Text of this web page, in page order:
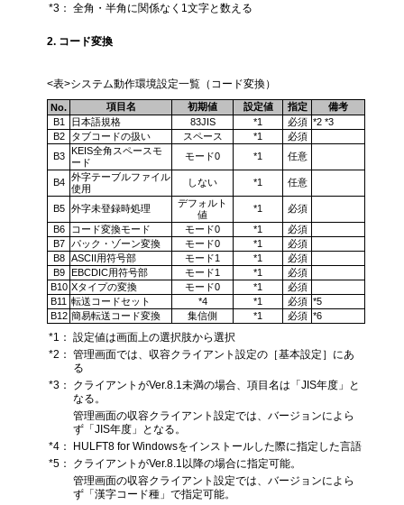
*3： 全角・半角に関係なく1文字と数える
2. コード変換
<表>システム動作環境設定一覧（コード変換）
No. 項目名 初期値 設定値 指定
備考
B1
日本語規格 83JIS *1 必須 *2 *3
B2
タブコードの扱い スペース *1
必須
B3
KEIS全角スペースモ
ード
モード0 *1 任意
B4
外字テーブルファイル
使用
しない *1 任意
B5 外字未登録時処理
デフォルト
値
*1
必須
B6
コード変換モード モード0 *1
必須
B7
パック・ゾーン変換 モード0 *1
必須
B8
ASCII用符号部 モード1 *1
必須
B9
EBCDIC用符号部 モード1 *1
必須
B10 Xタイプの変換 モード0 *1
必須
B11
転送コードセット *4 *1 必須 *5
B12 簡易転送コード変換 集信側 *1 必須 *6
*1： 設定値は画面上の選択肢から選択
*2： 管理画面では、収容クライアント設定の［基本設定］にあ
る
*3：
クライアントがVer.8.1未満の場合、項目名は「JIS年度」と
なる。
管理画面の収容クライアント設定では、バージョンによら
ず「JIS年度」となる。
*4：
HULFT8 for Windowsをインストールした際に指定した言語
*5：
クライアントがVer.8.1以降の場合に指定可能。
管理画面の収容クライアント設定では、バージョンによら
ず「漢字コード種」で指定可能。